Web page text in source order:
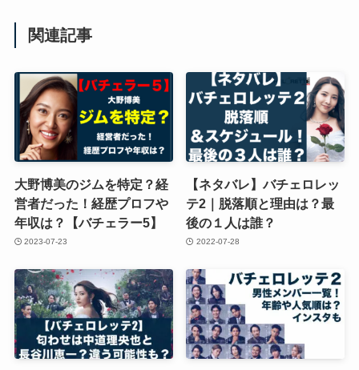
関連記事
大野博美のジムを特定？経
営者だった！経歴プロフや
年収は？【バチェラー5】
2023-07-23
【ネタバレ】バチェロレッ
テ2｜脱落順と理由は？最
後の１人は誰？
2022-07-28